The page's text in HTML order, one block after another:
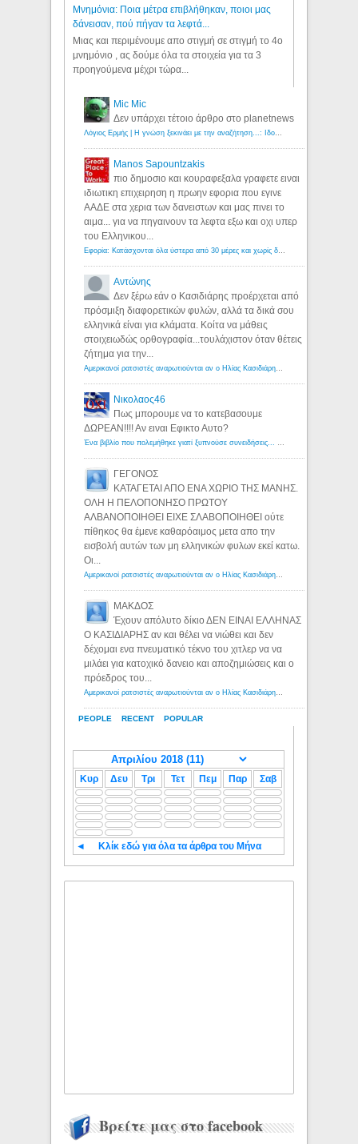
Μνημόνια: Ποια μέτρα επιβλήθηκαν, ποιοι μας
δάνεισαν, πού πήγαν τα λεφτά...
Μιας και περιμένουμε απο στιγμή σε στιγμή το 4ο
μνημόνιο , ας δούμε όλα τα στοιχεία για τα 3
προηγούμενα μέχρι τώρα...
PEOPLE RECENT POPULAR
Mic Mic
Δεν υπάρχει τέτοιο άρθρο στο planetnews
Manos Sapountzakis
πιο δημοσιο και κουραφεξαλα γραφετε ειναι
ιδιωτικη επιχειρηση η πρωην εφορια που εγινε
ΑΑΔΕ στα χερια των δανειστων και μας πινει το
αιμα... για να πηγαινουν τα λεφτα εξω και οχι υπερ
του Ελληνικου...
Αντώνης
Δεν ξέρω εάν ο Κασιδιάρης προέρχεται από
πρόσμιξη διαφορετικών φυλών, αλλά τα δικά σου
ελληνικά είναι για κλάματα. Κοίτα να μάθεις
στοιχειωδώς ορθογραφία...τουλάχιστον όταν θέτεις
ζήτημα για την...
Νικολαος46
Πως μπορουμε να το κατεβασουμε
ΔΩΡΕΑΝ!!!! Αν ειναι Εφικτο Αυτο?
ΓΕΓΟΝΟΣ
ΚΑΤΑΓΕΤΑΙ ΑΠΟ ΕΝΑ ΧΩΡΙΟ ΤΗΣ ΜΑΝΗΣ.
ΟΛΗ Η ΠΕΛΟΠΟΝΗΣΟ ΠΡΩΤΟΥ
ΑΛΒΑΝΟΠΟΙΗΘΕΙ ΕΙΧΕ ΣΛΑΒΟΠΟΙΗΘΕΙ ούτε
πίθηκος θα έμενε καθαρόαιμος μετα απο την
εισβολή αυτών των μη ελληνικών φυλων εκεί κατω.
Οι...
ΜΑΚΔΟΣ
Έχουν απόλυτο δίκιο ΔΕΝ ΕΙΝΑΙ ΕΛΛΗΝΑΣ
Ο ΚΑΣΙΔΙΑΡΗΣ αν και θέλει να νιώθει και δεν
δέχομαι ενα πνευματικό τέκνο του χιτλερ να να
μιλάει για κατοχικό δανειο και αποζημιώσεις και ο
πρόεδρος του...
Κυρ Δευ Τρι Τετ Πεμ Παρ Σαβ
◄ Κλίκ εδώ για όλα τα άρθρα του Μήνα
Βρείτε μας στο facebook